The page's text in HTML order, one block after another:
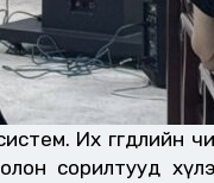
Их өгөгдлийн
сорилтууд